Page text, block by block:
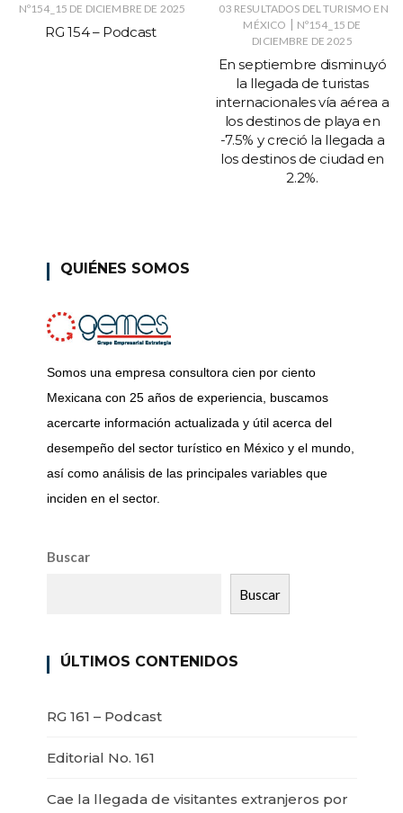
Nº154_15 DE DICIEMBRE DE 2025
RG 154 – Podcast
03 RESULTADOS DEL TURISMO EN
MÉXICO
Nº154_15 DE
DICIEMBRE DE 2025
En septiembre disminuyó
la llegada de turistas
internacionales vía aérea a
los destinos de playa en
-7.5% y creció la llegada a
los destinos de ciudad en
2.2%.
QUIÉNES SOMOS
Somos una empresa consultora cien por ciento
Mexicana con 25 años de experiencia, buscamos
acercarte información actualizada y útil acerca del
desempeño del sector turístico en México y el mundo,
así como análisis de las principales variables que
inciden en el sector.
Buscar
Buscar
ÚLTIMOS CONTENIDOS
RG 161 – Podcast
Editorial No. 161
Cae la llegada de visitantes extranjeros por